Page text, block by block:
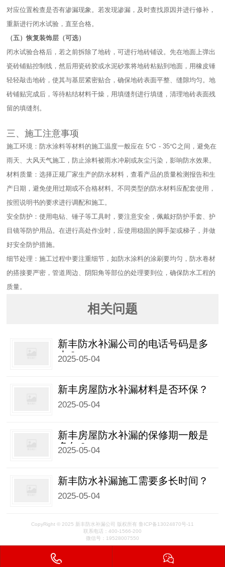
对应位置检查是否有渗漏现象。若发现渗漏，及时查找原因并进行修补，
重新进行闭水试验，直至合格。​
（五）恢复装饰层（可选）​
闭水试验合格后，若之前拆除了地砖，可进行地砖铺设。先在地面上弹出
瓷砖铺贴控制线，然后用瓷砖胶或水泥砂浆将地砖粘贴到地面，用橡皮锤
轻轻敲击地砖，使其与基层紧密贴合，确保地砖表面平整、缝隙均匀。地
砖铺贴完成后，等待粘结材料干燥，用填缝剂进行填缝，清理地砖表面残
留的填缝剂。​
三、施工注意事项​
施工环境：防水涂料等材料的施工温度一般应在 5℃ - 35℃之间，避免在
雨天、大风天气施工，防止涂料被雨水冲刷或灰尘污染，影响防水效果。​
材料质量：选择正规厂家生产的防水材料，查看产品的质量检测报告和生
产日期，避免使用过期或不合格材料。不同类型的防水材料应配套使用，
按照说明书的要求进行调配和施工。​
安全防护：使用电钻、锤子等工具时，要注意安全，佩戴好防护手套、护
目镜等防护用品。在进行高处作业时，应使用稳固的脚手架或梯子，并做
好安全防护措施。​
细节处理：施工过程中要注重细节，如防水涂料的涂刷要均匀，防水卷材
的搭接要严密，管道周边、阴阳角等部位的处理要到位，确保防水工程的
质量。
相关问题
新丰防水补漏公司的电话号码是多
少？
2025-05-04
新丰房屋防水补漏材料是否环保？
2025-05-04
新丰房屋防水补漏的保修期一般是
多久？
2025-05-04
新丰防水补漏施工需要多长时间？
2025-05-04
CopyRight © 2025 新丰防水补漏公司 版权所有 鲁ICP备13024870号-11
联系电话：400-1566-200
微信号：19528007550